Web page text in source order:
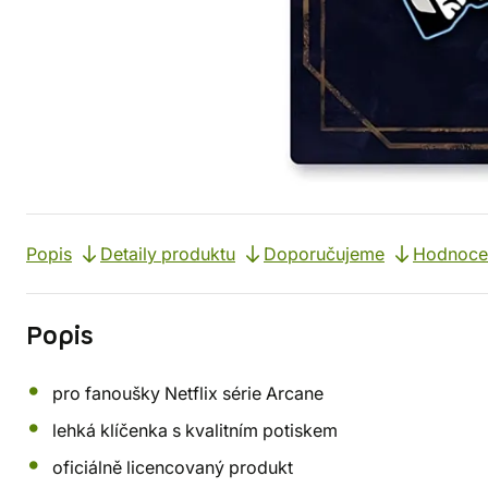
Popis Detaily produktu Doporučujeme
Popis
pro fanoušky Netflix série Arcane
lehká klíčenka s kvalitním potiskem
oficiálně licencovaný produkt